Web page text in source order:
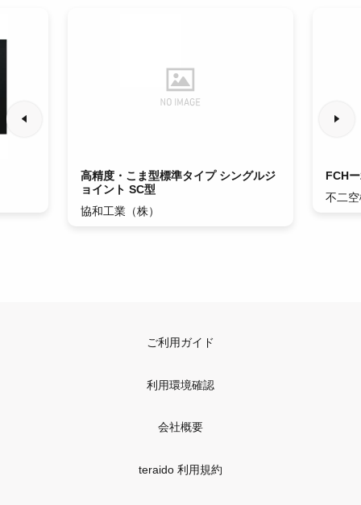
高精度・こま型標準タイプ シングルジ
ョイント SC型
協和工業（株）
FCH
不二
ご利用ガイド
利用環境確認
会社概要
teraido 利用規約